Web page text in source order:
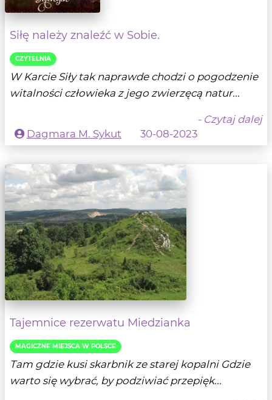
Siłę należy znaleźć w Sobie.
CZYTELNIA
W Karcie Siły tak naprawde chodzi o pogodzenie
witalności człowieka z jego zwierzęcą natur...
- Czytaj dalej
Dagmara M. Sykut
30-08-2023
Tajemnice rezerwatu Miedzianka
MAGICZNE MIEJSCA W POLSCE
Tam gdzie kusi skarbnik ze starej kopalni Gdzie
warto się wybrać, by podziwiać przepięk...